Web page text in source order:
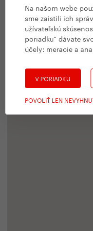
Na našom webe
sme zaistili ich
užívateľskú
poriadku“ dávate
účely: meracie a
V PORIADKU
POVOLIŤ LEN